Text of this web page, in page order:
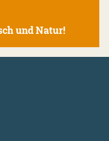
und Natur!
scrollen